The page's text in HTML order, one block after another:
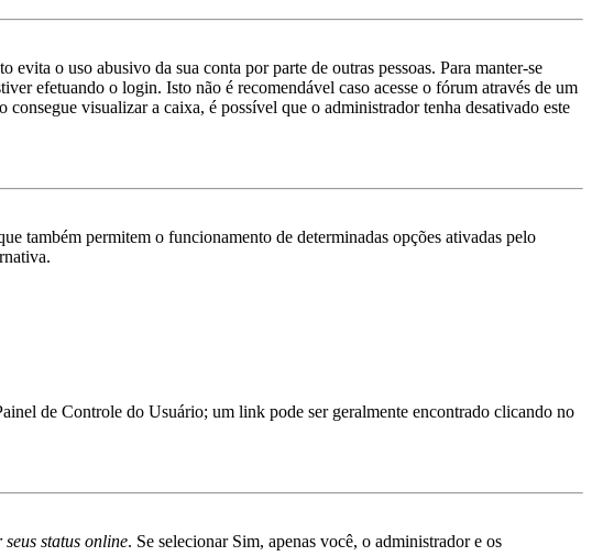
o uso abusivo da sua conta por parte de outras pessoas. Para manter-se
efetuando o login. Isto não é recomendável caso acesse o fórum através de um
visualizar a caixa, é possível que o administrador tenha desativado este
também permitem o funcionamento de determinadas opções ativadas pelo
de Controle do Usuário; um link pode ser geralmente encontrado clicando no
status online. Se selecionar Sim, apenas você, o administrador e os